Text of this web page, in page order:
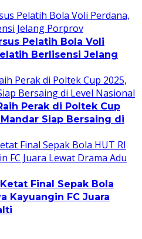
Pelatih Bola Voli
Berlisensi Jelang
Perak di Poltek Cup
Siap Bersaing di
Final Sepak Bola
Kayuangin FC Juara